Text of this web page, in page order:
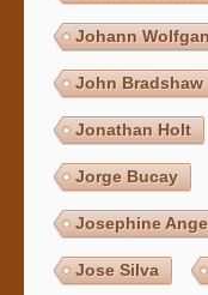
Johann
John Bradshaw
Jonathan Holt
Jorge Bucay
Josephine
Jose Silva